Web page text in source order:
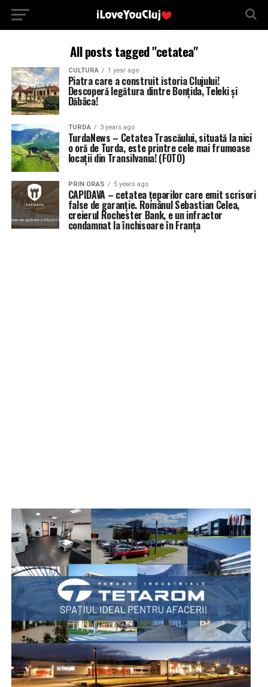
All posts tagged "cetatea"
CULTURA 1 year ago
Piatra care a construit istoria Clujului!
Descoperă legătura dintre Bonțida, Teleki și
Dăbâca!
TURDA 3 years ago
TurdaNews – Cetatea Trascăului, situată la nici
o oră de Turda, este printre cele mai frumoase
locații din Transilvania! (FOTO)
PRIN ORAS 5 years ago
CAPIDAVA – cetatea țeparilor care emit scrisori
false de garanție. Românul Sebastian Celea,
creierul Rochester Bank, e un infractor
condamnat la închisoare în Franța